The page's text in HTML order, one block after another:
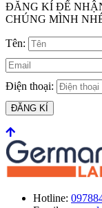
ĐĂNG KÍ ĐỂ
CHÚNG MÌNH
Tên:
Điện thoại:
ĐĂNG KÍ
Hotline: